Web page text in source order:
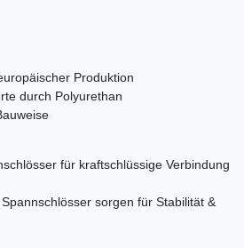
Produktion
durch Polyurethan
für kraftschlüssige Verbindung
sorgen für Stabilität &